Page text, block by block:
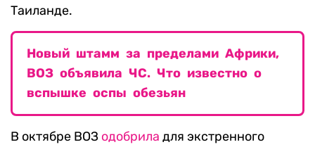
Таиланде.
Новый штамм за пределами Африки,
ВОЗ объявила ЧС. Что известно о
вспышке оспы обезьян
В октябре ВОЗ одобрила для экстренного